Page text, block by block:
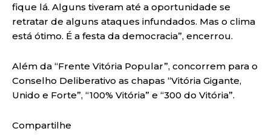
fique lá. Alguns tiveram até a oportunidade se
retratar de alguns ataques infundados. Mas o clima
está ótimo. É a festa da democracia”, encerrou.
Além da “Frente Vitória Popular”, concorrem para o
Conselho Deliberativo as chapas “Vitória Gigante,
Unido e Forte”, “100% Vitória” e “300 do Vitória”.
Compartilhe